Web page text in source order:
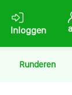
Inloggen
Runderen